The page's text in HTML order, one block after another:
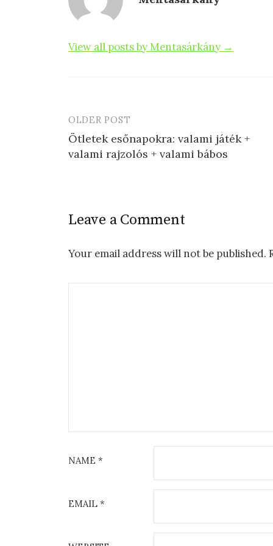
k
View all posts by Mentasárkány →
Post
navigation
OLDER POST
Ötletek esőnapokra: valami játék +
valami rajzolós + valami bábos
Leave a Comment
Your email address will not be published.
NAME *
EMAIL *